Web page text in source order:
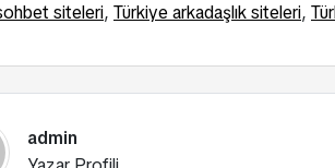
siteleri, Türkiye arkadaşlık siteleri,
admin